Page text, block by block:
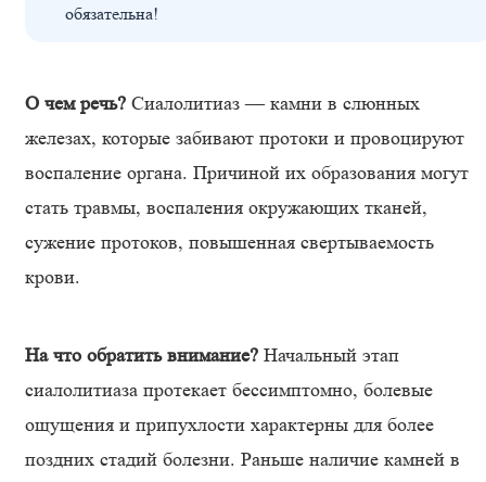
обязательна!
О чем речь? Сиалолитиаз — камни в слюнных
железах, которые забивают протоки и провоцируют
воспаление органа. Причиной их образования могут
стать травмы, воспаления окружающих тканей,
сужение протоков, повышенная свертываемость
крови.
На что обратить внимание? Начальный этап
сиалолитиаза протекает бессимптомно, болевые
ощущения и припухлости характерны для более
поздних стадий болезни. Раньше наличие камней в